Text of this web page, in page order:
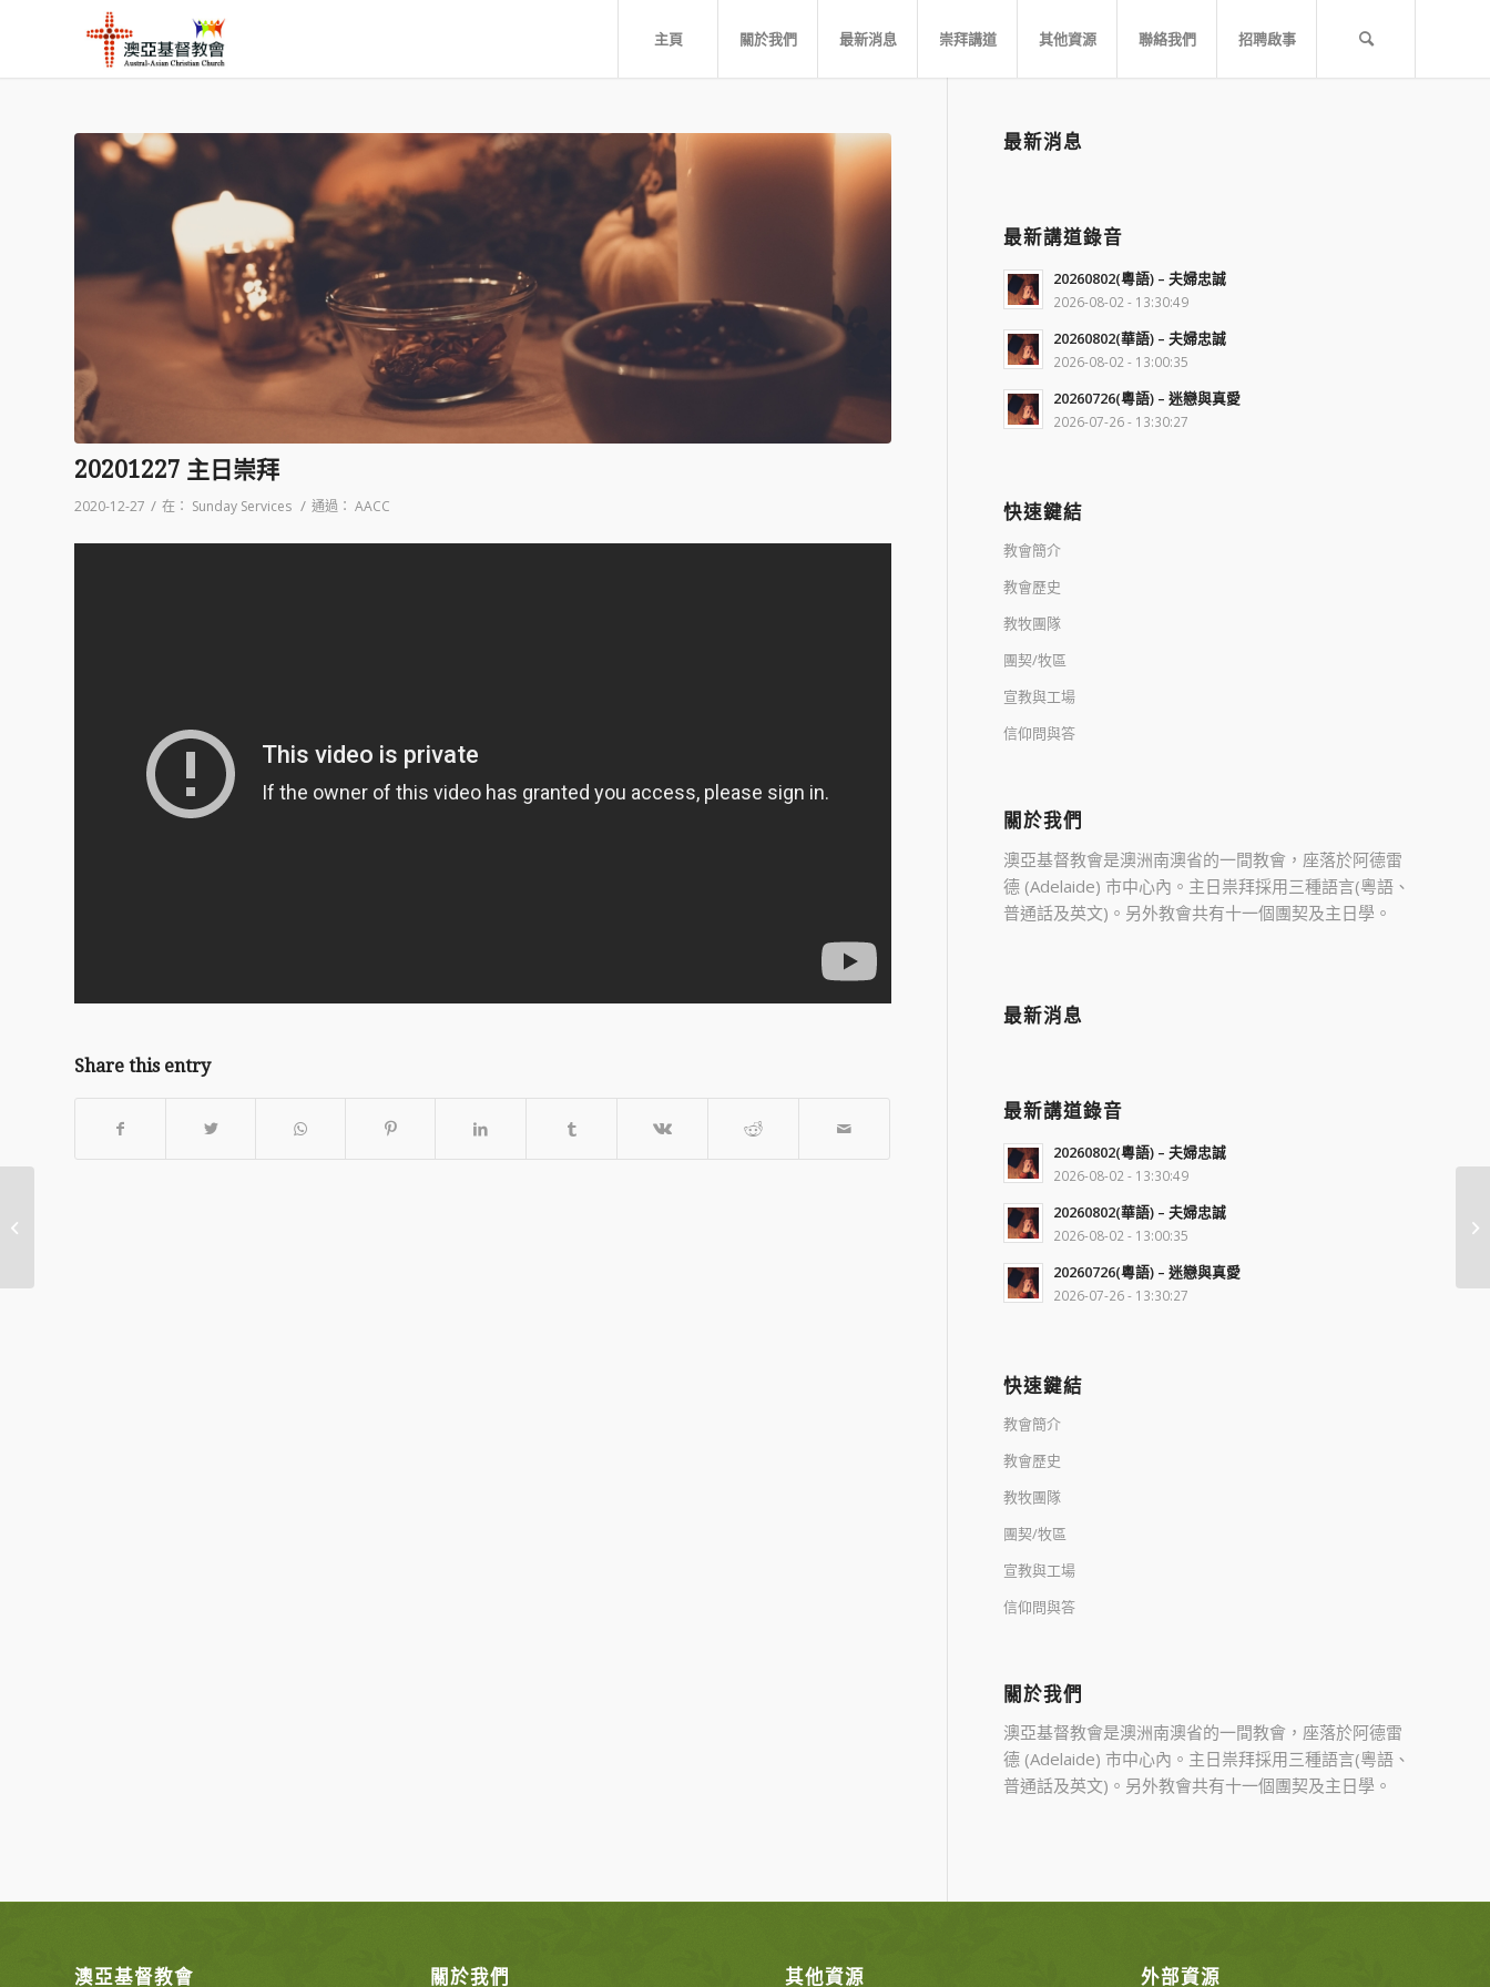
主頁 關於我們 最新消息 崇拜講道 其他資源 聯絡我們 招聘啟事
20201227 主日崇拜
2020-12-27 / 在： Sunday Services / 通過： AACC
Share this entry
最新消息
最新講道錄音
20260802(粵語) – 夫婦忠誠
2026-08-02 - 13:30:49
20260802(華語) – 夫婦忠誠
2026-08-02 - 13:00:35
20260726(粵語) – 迷戀與真愛
2026-07-26 - 13:30:27
快速鍵結
教會簡介
教會歷史
教牧團隊
團契/牧區
宣教與工場
信仰問與答
關於我們
澳亞基督教會是澳洲南澳省的一間教會，座落於阿德雷
德 (Adelaide) 市中心內。主日祟拜採用三種語言(粵語、
普通話及英文)。另外教會共有十一個團契及主日學。
最新消息
最新講道錄音
20260802(粵語) – 夫婦忠誠
2026-08-02 - 13:30:49
20260802(華語) – 夫婦忠誠
2026-08-02 - 13:00:35
20260726(粵語) – 迷戀與真愛
2026-07-26 - 13:30:27
快速鍵結
教會簡介
教會歷史
教牧團隊
團契/牧區
宣教與工場
信仰問與答
關於我們
澳亞基督教會是澳洲南澳省的一間教會，座落於阿德雷
德 (Adelaide) 市中心內。主日祟拜採用三種語言(粵語、
普通話及英文)。另外教會共有十一個團契及主日學。
澳亞基督教會 關於我們 其他資源 外部資源